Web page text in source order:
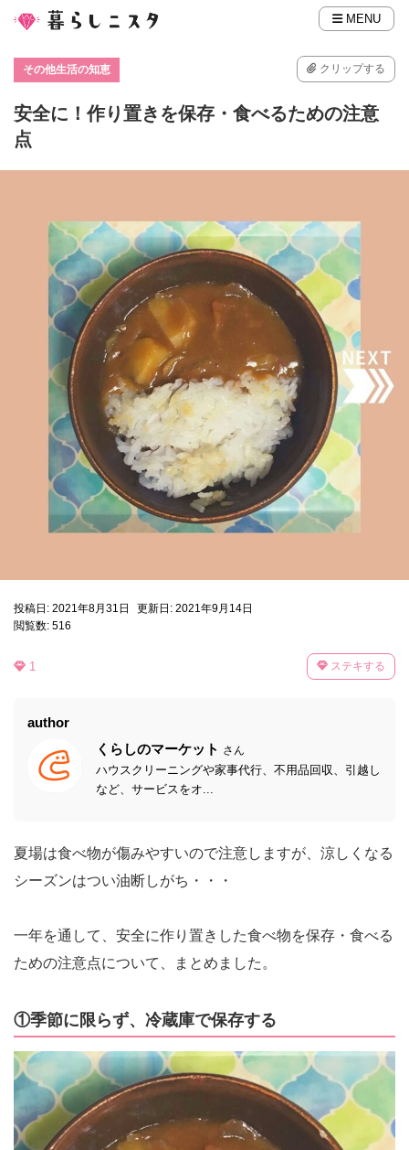
MENU
その他生活の知恵 クリップする
安全に！作り置きを保存・食べるための注意
点
投稿日: 2021年8月31日
更新日: 2021年9月14日
閲覧数: 516
1 ステキする
author
くらしのマーケット さん
ハウスクリーニングや家事代行、不用品回収、引越し
など、サービスをオ...
夏場は食べ物が傷みやすいので注意しますが、涼しくなる
シーズンはつい油断しがち・・・
一年を通して、安全に作り置きした食べ物を保存・食べる
ための注意点について、まとめました。
①季節に限らず、冷蔵庫で保存する